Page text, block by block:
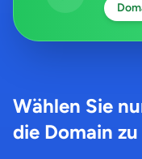
Wählen Sie
die Domain